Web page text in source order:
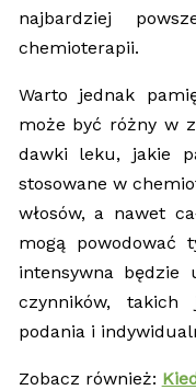
najbardziej
chemioterapii.
Warto jednak
może być różny w
dawki leku, jakie
stosowane w
włosów, a nawet
mogą powodować
intensywna będzie
czynników,
podania i
Zobacz również: